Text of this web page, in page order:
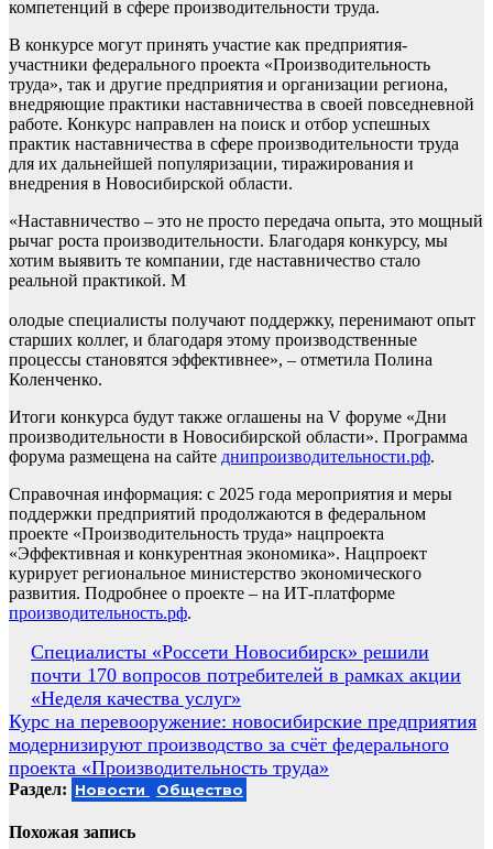
компетенций в сфере производительности труда.
В конкурсе могут принять участие как предприятия-
участники федерального проекта «Производительность
труда», так и другие предприятия и организации региона,
внедряющие практики наставничества в своей повседневной
работе. Конкурс направлен на поиск и отбор успешных
практик наставничества в сфере производительности труда
для их дальнейшей популяризации, тиражирования и
внедрения в Новосибирской области.
«Наставничество – это не просто передача опыта, это мощный
рычаг роста производительности. Благодаря конкурсу, мы
хотим выявить те компании, где наставничество стало
реальной практикой. М
олодые специалисты получают поддержку, перенимают опыт
старших коллег, и благодаря этому производственные
процессы становятся эффективнее», – отметила Полина
Коленченко.
Итоги конкурса будут также оглашены на V форуме «Дни
производительности в Новосибирской области». Программа
форума размещена на сайте днипроизводительности.рф.
Справочная информация: с 2025 года мероприятия и меры
поддержки предприятий продолжаются в федеральном
проекте «Производительность труда» нацпроекта
«Эффективная и конкурентная экономика». Нацпроект
курирует региональное министерство экономического
развития. Подробнее о проекте – на ИТ-платформе
производительность.рф.
Навигация
по
записям
Специалисты «Россети Новосибирск» решили
почти 170 вопросов потребителей в рамках акции
«Неделя качества услуг»
Курс на перевооружение: новосибирские предприятия
модернизируют производство за счёт федерального
проекта «Производительность труда»
Раздел: Новости Общество
Похожая запись